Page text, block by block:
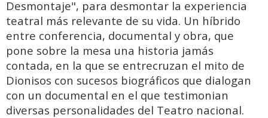
Desmontaje", para desmontar la experiencia
teatral más relevante de su vida. Un híbrido
entre conferencia, documental y obra, que
pone sobre la mesa una historia jamás
contada, en la que se entrecruzan el mito de
Dionisos con sucesos biográficos que dialogan
con un documental en el que testimonian
diversas personalidades del Teatro nacional.